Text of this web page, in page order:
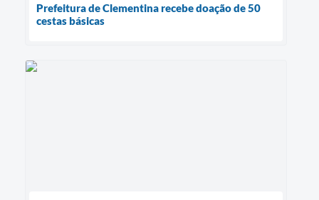
Prefeitura de Clementina recebe doação de 50
cestas básicas